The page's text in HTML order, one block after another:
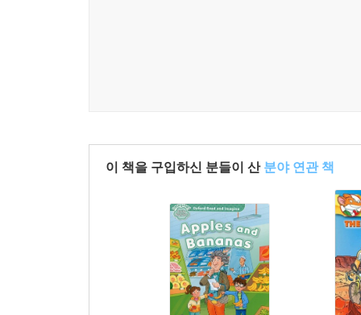
이 책을 구입하신 분들이 산 분야 연관 책